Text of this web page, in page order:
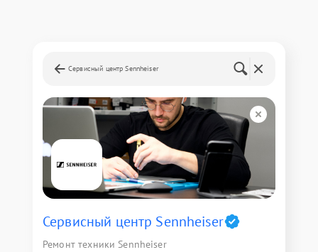
Сервисный центр Sennheiser
Сервисный центр Sennheiser
Ремонт техники Sennheiser